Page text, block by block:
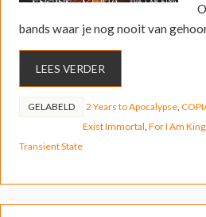
bands waar je nog nooit van
LEES VERDER
GELABELD 2 Years to Apocalypse,
Exist Immortal For I Am King,
Transient State